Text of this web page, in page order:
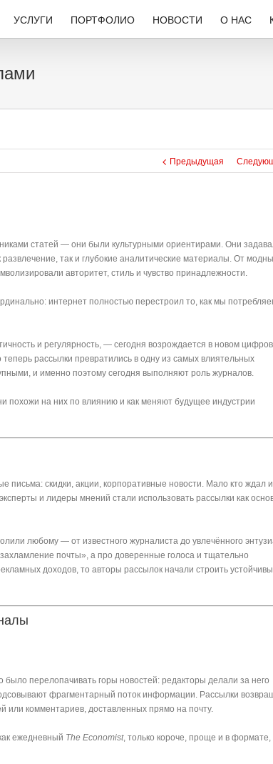
УСЛУГИ ПОРТФОЛИО НОВОСТИ О НАС
Предыдущая
статей — они были культурными ориентирами. Они
так и глубокие аналитические материалы. От
авторитет, стиль и чувство принадлежности.
интернет полностью перестроил то, как мы
и регулярность, — сегодня возрождается в новом
рассылки превратились в одну из самых влиятельных
и именно поэтому сегодня выполняют роль журналов.
похожи на них по влиянию и как меняют будущее индустрии
письма: скидки, акции, корпоративные новости. Мало кто ждал
и лидеры мнений стали использовать рассылки как
любому — от известного журналиста до увлечённого
почты», а про доверенные голоса и тщательно
доходов, то авторы рассылок начали строить
перелопачивать горы новостей: редакторы делали за него
фрагментарный поток информации. Рассылки
комментариев, доставленных прямо на почту.
ежедневный The Economist, только короче, проще и в формате,